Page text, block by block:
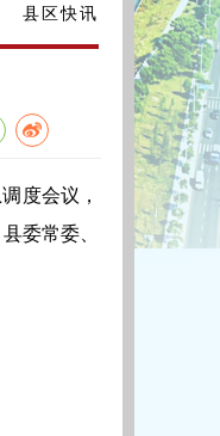
县区快讯
度会议，
委常委、